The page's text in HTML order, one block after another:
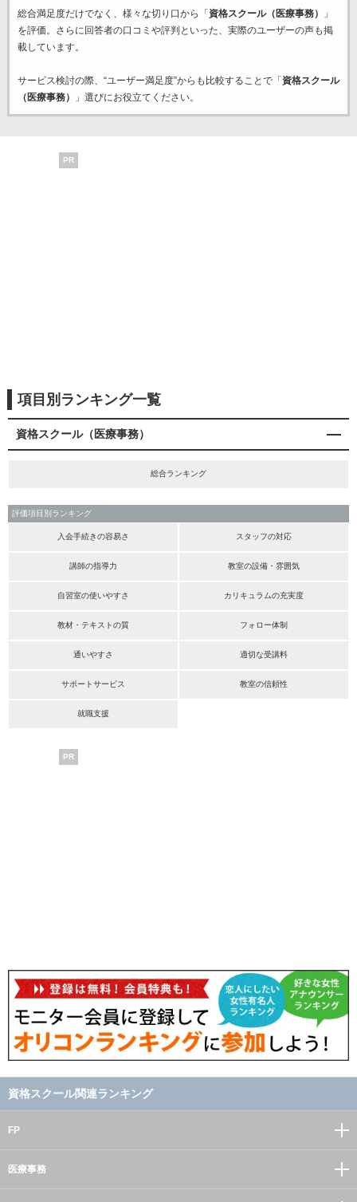
総合満足度だけでなく、様々な切り口から「 資格スクール（医療事務）
」
を評価。さらに回答者の口コミや評判といった、実際のユーザーの声も掲
載しています。
サービス検討の際、“ユーザー満足度”からも比較することで「 資格スクール
（医療事務）
」選びにお役立てください。
PR
項目別ランキング一覧
資格スクール（医療事務）
総合ランキング
評価項目別ランキング
入会手続きの容易さ スタッフの対応
講師の指導力 教室の設備・雰囲気
自習室の使いやすさ カリキュラムの充実度
教材・テキストの質 フォロー体制
通いやすさ 適切な受講料
サポートサービス 教室の信頼性
就職支援
PR
資格スクール関連ランキング
FP
医療事務